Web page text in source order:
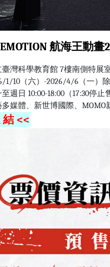
EMOTION 航海王動
灣科學教育館 7樓南側特展
1/10（六）-2026/4/6（一）
週日 10:00-18:00（17:30停止
媒體、新世博國際、MOMO
結 <<